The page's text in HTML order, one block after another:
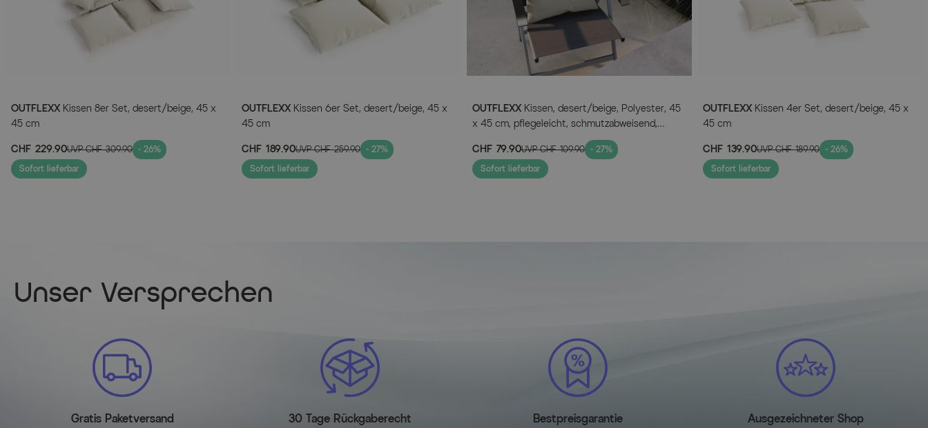
OUTFLEXX Kissen 8er Set, desert/beige, 45 x
45 cm
CHF 229.90UVPCHF 309.90 - 26%
Sofort lieferbar
OUTFLEXX Kissen 6er Set, desert/beige, 45 x
45 cm
CHF 189.90UVPCHF 259.90 - 27%
Sofort lieferbar
OUTFLEXX Kissen, desert/beige, Polyester, 45
x 45 cm, pflegeleicht, schmutzabweisend,
schnelltrocknend, Bezug waschbar
CHF 79.90UVPCHF 109.90 - 27%
Sofort lieferbar
OUTFLEXX Kissen 4er Set, desert/beige, 45 x
45 cm
CHF 139.90UVPCHF 189.90 - 26%
Sofort lieferbar
Unser Versprechen
Gratis Paketversand 30 Tage Rückgaberecht Bestpreisgarantie Ausgezeichneter Shop